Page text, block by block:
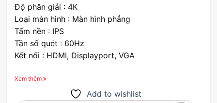
Độ phân giải : 4K
Loại màn hình : Màn hình phẳng
Tấm nền : IPS
Tần số quét : 60Hz
Kết nối : HDMI, Displayport, VGA
Xem thêm
Add to wishlist